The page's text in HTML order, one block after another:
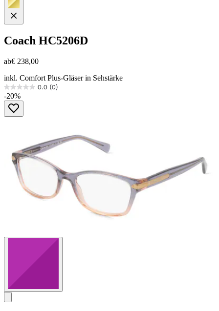
Coach HC5206D
ab€ 238,00
inkl. Comfort Plus-Gläser in Sehstärke
0.0 (0)
0.0
von
Sternen.
-20%